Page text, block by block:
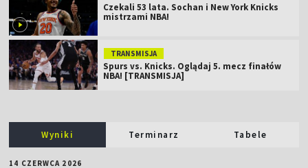
Czekali 53 lata. Sochan i New York Knicks
mistrzami NBA!
TRANSMISJA
Spurs vs. Knicks. Oglądaj 5. mecz finałów
NBA! [TRANSMISJA]
Wyniki Terminarz Tabele
14 CZERWCA 2026